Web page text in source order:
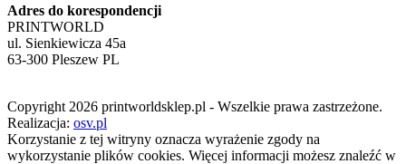
Adres do korespondencji
PRINTWORLD
ul. Sienkiewicza 45a
63-300 Pleszew PL
Copyright 2026 printworldsklep.pl - Wszelkie prawa zastrzeżone.
Realizacja: osv.pl
Korzystanie z tej witryny oznacza wyrażenie zgody na
wykorzystanie plików cookies. Więcej informacji możesz znaleźć w